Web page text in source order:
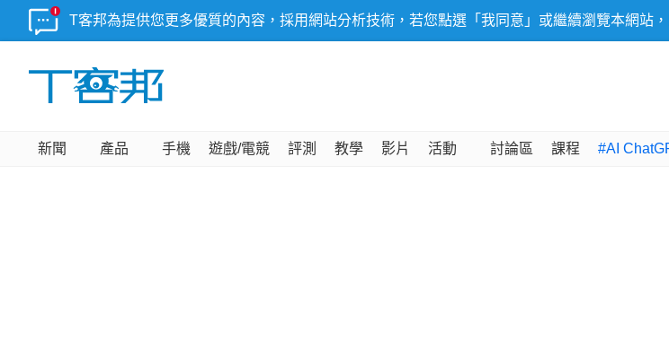
T客邦為提供您更多優質的內容，採用網站分析技術，若您點選「我同意」或繼續瀏覽本網站
新聞 產品 手機 遊戲/電競 評測 教學 影片 活動 討論區 課程 #AI